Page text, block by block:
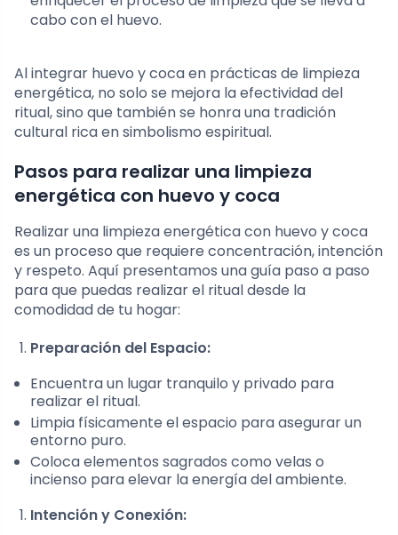
cabo con el huevo.
Al integrar huevo y coca en prácticas de limpieza
energética, no solo se mejora la efectividad del
ritual, sino que también se honra una tradición
cultural rica en simbolismo espiritual.
Pasos para realizar una limpieza
energética con huevo y coca
Realizar una limpieza energética con huevo y coca
es un proceso que requiere concentración, intención
y respeto. Aquí presentamos una guía paso a paso
para que puedas realizar el ritual desde la
comodidad de tu hogar:
Preparación del Espacio:
Encuentra un lugar tranquilo y privado para
realizar el ritual.
Limpia físicamente el espacio para asegurar un
entorno puro.
Coloca elementos sagrados como velas o
incienso para elevar la energía del ambiente.
Intención y Conexión: